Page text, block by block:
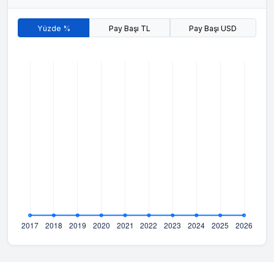
Yüzde % Pay Başı TL Pay Başı USD